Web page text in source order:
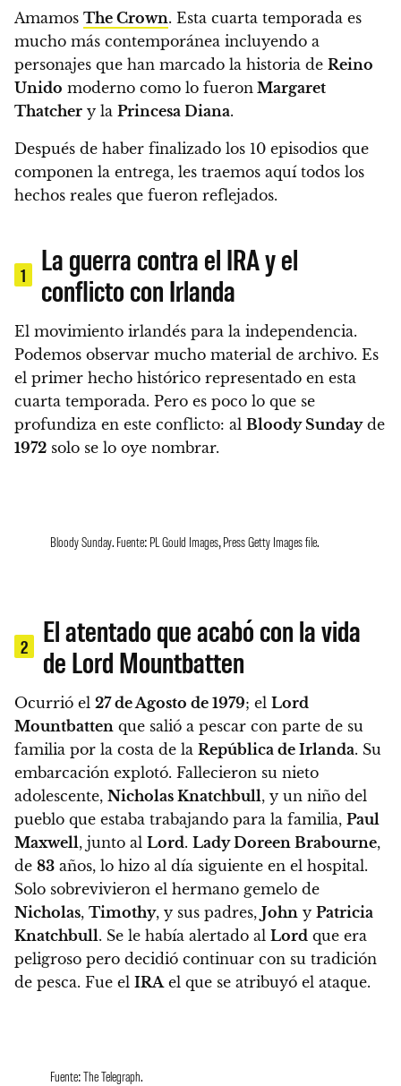
Amamos The Crown. Esta cuarta temporada es
mucho más contemporánea incluyendo a
personajes que han marcado la historia de Reino
Unido moderno como lo fueron Margaret
Thatcher y la Princesa Diana.
Después de haber finalizado los 10 episodios que
componen la entrega, les traemos aquí todos los
hechos reales que fueron reflejados.
1
La guerra contra el IRA y el
conflicto con Irlanda
El movimiento irlandés para la independencia.
Podemos observar mucho material de archivo. Es
el primer hecho histórico representado en esta
cuarta temporada. Pero es poco lo que se
profundiza en este conflicto: al Bloody Sundayde
1972 solo se lo oye nombrar.
Bloody Sunday. Fuente: PL Gould Images, Press Getty Images file.
2
El atentado que acabó con la vida
de Lord Mountbatten
Ocurrió el 27 de Agosto de 1979; el Lord
Mountbatten que salió a pescar con parte de su
familia por la costa de la República de Irlanda. Su
embarcación explotó. Fallecieron su nieto
adolescente, Nicholas Knatchbull, y un niño del
pueblo que estaba trabajando para la familia, Paul
Maxwell, junto al Lord. Lady Doreen Brabourne,
de 83 años, lo hizo al día siguiente en el hospital.
Solo sobrevivieron el hermano gemelo de
Nicholas, Timothy, y sus padres, John y Patricia
Knatchbull. Se le había alertado al Lord que era
peligroso pero decidió continuar con su tradición
de pesca. Fue el IRAel que se atribuyó el ataque.
Fuente: The Telegraph.